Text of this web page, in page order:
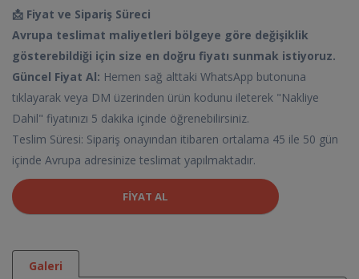
📩 Fiyat ve Sipariş Süreci
Avrupa teslimat maliyetleri bölgeye göre değişiklik
gösterebildiği için size en doğru fiyatı sunmak istiyoruz.
Güncel Fiyat Al: Hemen sağ alttaki WhatsApp butonuna
tıklayarak veya DM üzerinden ürün kodunu ileterek "Nakliye
Dahil" fiyatınızı 5 dakika içinde öğrenebilirsiniz.
Teslim Süresi: Sipariş onayından itibaren ortalama 45 ile 50 gün
içinde Avrupa adresinize teslimat yapılmaktadır.
FIYAT AL
Galeri